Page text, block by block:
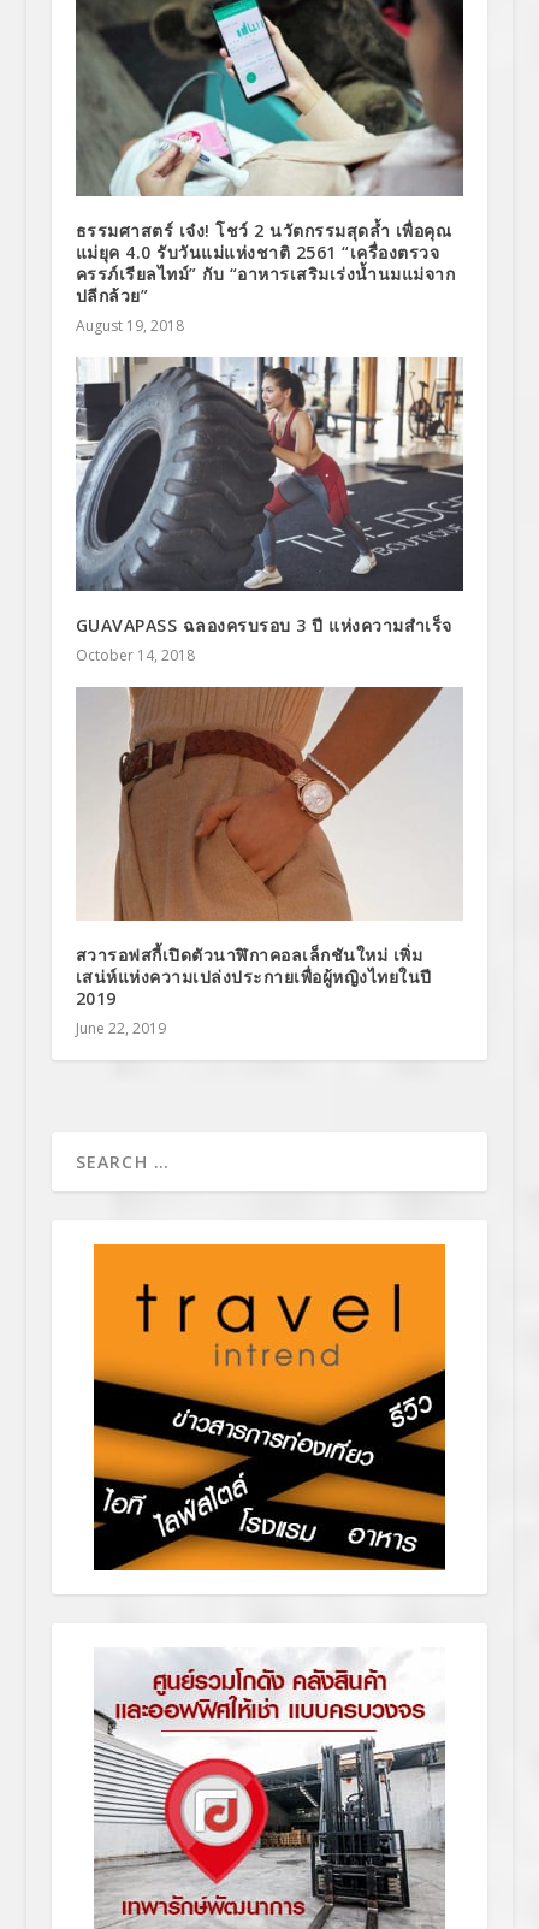
ธรรมศาสตร์ เจ๋ง! โชว์ 2 นวัตกรรมสุดล้ำ เพื่อคุณ
แม่ยุค 4.0 รับวันแม่แห่งชาติ 2561 “เครื่องตรวจ
ครรภ์เรียลไทม์” กับ “อาหารเสริมเร่งน้ำนมแม่จาก
ปลีกล้วย”
August 19, 2018
GUAVAPASS ฉลองครบรอบ 3 ปี แห่งความสำเร็จ
October 14, 2018
สวารอฟสกี้เปิดตัวนาฬิกาคอลเล็กชันใหม่ เพิ่ม
เสน่ห์แห่งความเปล่งประกายเพื่อผู้หญิงไทยในปี
2019
June 22, 2019